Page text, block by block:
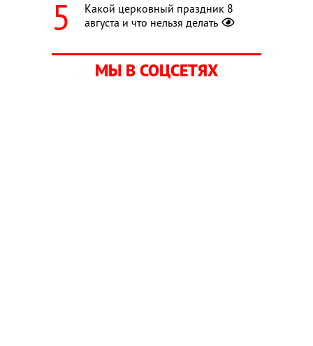
Какой церковный праздник 8
августа и что нельзя делать
МЫ В СОЦСЕТЯХ